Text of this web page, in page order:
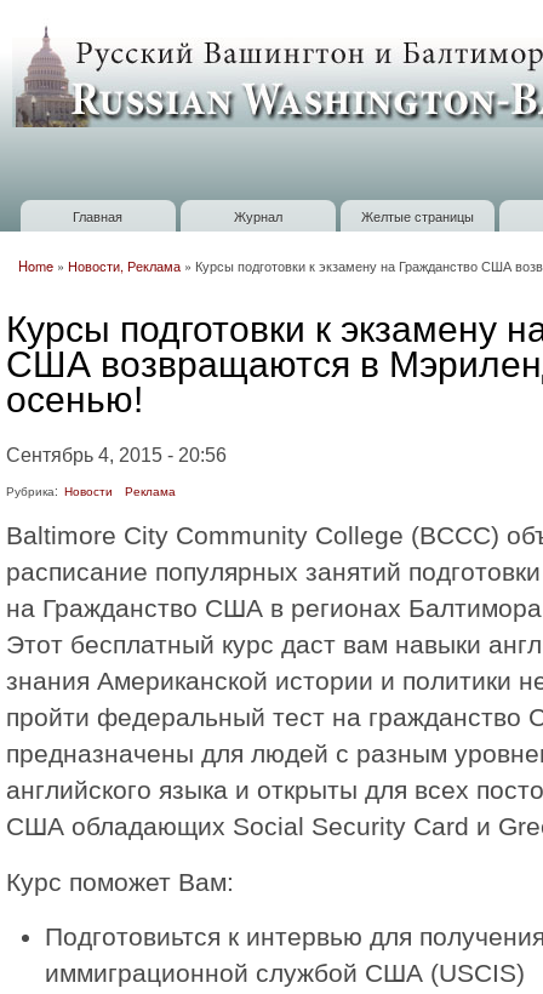
Russian
Washington
Baltimore
Главное меню
Главная Журнал Желтые страницы
Home » Новости, Реклама » Курсы подготовки к экзамену на Гражданство США
Курсы подготовки к экзамену
США возвращаются в
осенью!
Сентябрь 4, 2015 - 20:56
Рубрика: Новости Реклама
Baltimore City Community College (BCCC)
расписание популярныx занятий
на Гражданство США в регионах
Этот бесплатный курс даст вам навыки
знания Американской истории и политики
пройти федеральный тест на
предназначены для людей с разным
английского языка и открыты для всех
США обладающих Social Security Card и
Курс поможет Вам:
Подготовиьтся к интервью для
иммиграционной службой США (USCIS)